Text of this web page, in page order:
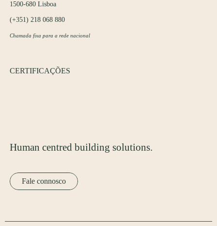
1500-680 Lisboa
(+351) 218 068 880
Chamada fixa para a rede nacional
CERTIFICAÇÕES
Human centred building solutions.
Fale connosco